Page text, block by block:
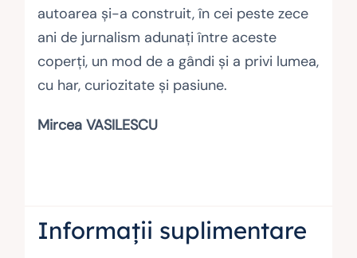
autoarea și-a construit, în cei peste zece
ani de jurnalism adunați între aceste
coperți, un mod de a gândi și a privi lumea,
cu har, curiozitate și pasiune.
Mircea VASILESCU
Informații suplimentare